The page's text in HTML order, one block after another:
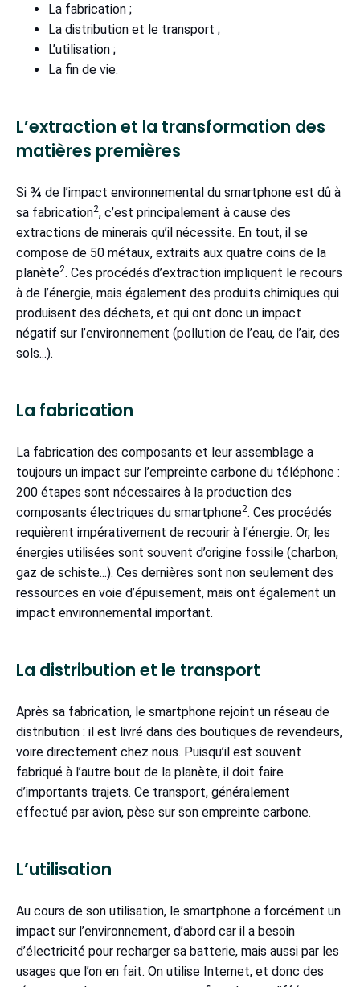
La fabrication ;
La distribution et le transport ;
L’utilisation ;
La fin de vie.
L’extraction et la transformation des
matières premières
Si ¾ de l’impact environnemental du smartphone est dû à
sa fabrication2, c’est principalement à cause des
extractions de minerais qu’il nécessite. En tout, il se
compose de 50 métaux, extraits aux quatre coins de la
planète2. Ces procédés d’extraction impliquent le recours
à de l’énergie, mais également des produits chimiques qui
produisent des déchets, et qui ont donc un impact
négatif sur l’environnement (pollution de l’eau, de l’air, des
sols...).
La fabrication
La fabrication des composants et leur assemblage a
toujours un impact sur l’empreinte carbone du téléphone :
200 étapes sont nécessaires à la production des
composants électriques du smartphone2. Ces procédés
requièrent impérativement de recourir à l’énergie. Or, les
énergies utilisées sont souvent d’origine fossile (charbon,
gaz de schiste...). Ces dernières sont non seulement des
ressources en voie d’épuisement, mais ont également un
impact environnemental important.
La distribution et le transport
Après sa fabrication, le smartphone rejoint un réseau de
distribution : il est livré dans des boutiques de revendeurs,
voire directement chez nous. Puisqu’il est souvent
fabriqué à l’autre bout de la planète, il doit faire
d’importants trajets. Ce transport, généralement
effectué par avion, pèse sur son empreinte carbone.
L’utilisation
Au cours de son utilisation, le smartphone a forcément un
impact sur l’environnement, d’abord car il a besoin
d’électricité pour recharger sa batterie, mais aussi par les
usages que l’on en fait. On utilise Internet, et donc des